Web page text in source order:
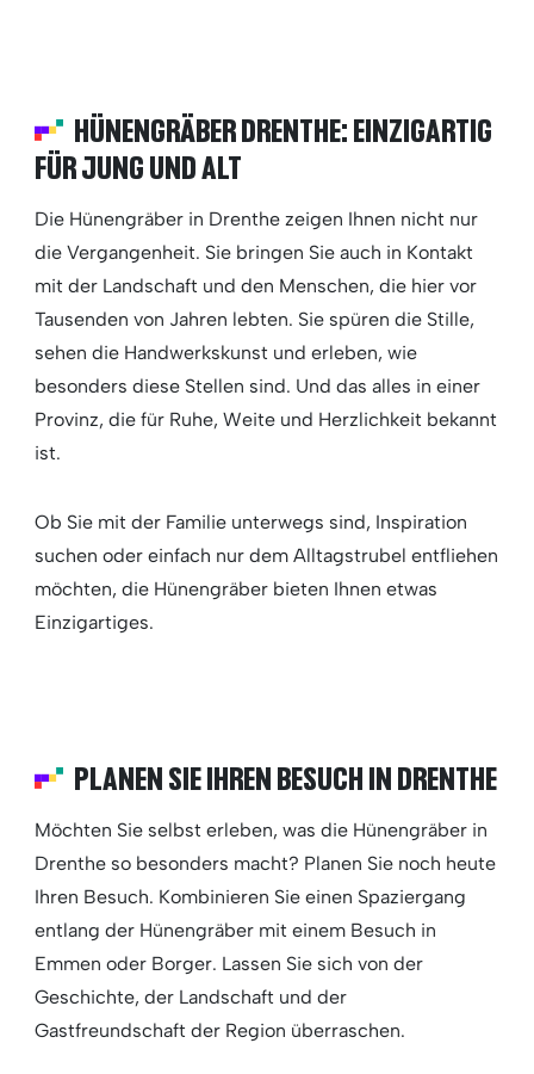
HÜNENGRÄBER DRENTHE: EINZIGARTIG
FÜR JUNG UND ALT
Die Hünengräber in Drenthe zeigen Ihnen nicht nur
die Vergangenheit. Sie bringen Sie auch in Kontakt
mit der Landschaft und den Menschen, die hier vor
Tausenden von Jahren lebten. Sie spüren die Stille,
sehen die Handwerkskunst und erleben, wie
besonders diese Stellen sind. Und das alles in einer
Provinz, die für Ruhe, Weite und Herzlichkeit bekannt
ist.
Ob Sie mit der Familie unterwegs sind, Inspiration
suchen oder einfach nur dem Alltagstrubel entfliehen
möchten, die Hünengräber bieten Ihnen etwas
Einzigartiges.
PLANEN SIE IHREN BESUCH IN DRENTHE
Möchten Sie selbst erleben, was die Hünengräber in
Drenthe so besonders macht? Planen Sie noch heute
Ihren Besuch. Kombinieren Sie einen Spaziergang
entlang der Hünengräber mit einem Besuch in
Emmen oder Borger. Lassen Sie sich von der
Geschichte, der Landschaft und der
Gastfreundschaft der Region überraschen.